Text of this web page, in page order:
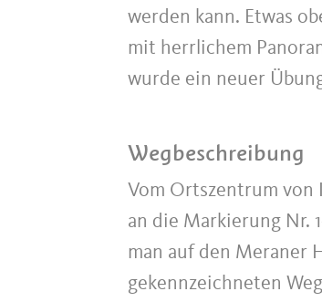
werden kann. Etwas
mit herrlichem
wurde ein neuer
Wegbeschreibung
Vom Ortszentrum von
an die Markierung Nr.
man auf den Meraner
gekennzeichneten